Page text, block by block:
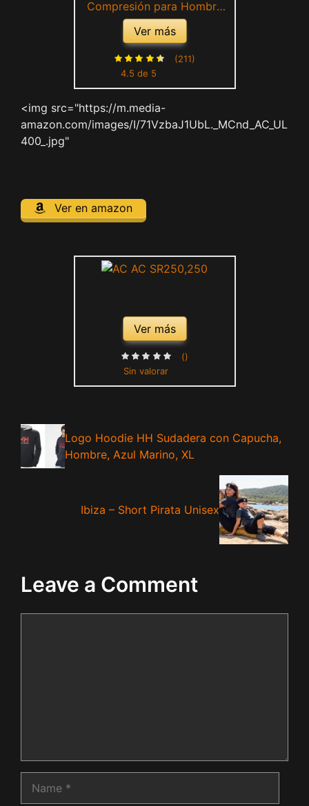
Compresión para Hombre
Rashguard Hombre Manga
Larga Ropa Deportiva
Secado Rápido (Agrietado L)
Ver más
4.5 de 5
(211)
<img src="https://m.media-
amazon.com/images/I/71VzbaJ1UbL._MCnd_AC_UL
400_.jpg"
Ver en amazon
Ver más
Sin valorar
()
Logo Hoodie HH Sudadera con Capucha,
Hombre, Azul Marino, XL
Ibiza – Short Pirata Unisex
Leave a Comment